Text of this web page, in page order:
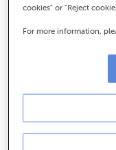
Zer ezaugarri
Futurok?
cookies" or "Reject
For more information,